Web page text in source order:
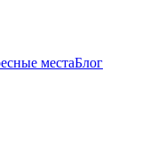
местаБлог